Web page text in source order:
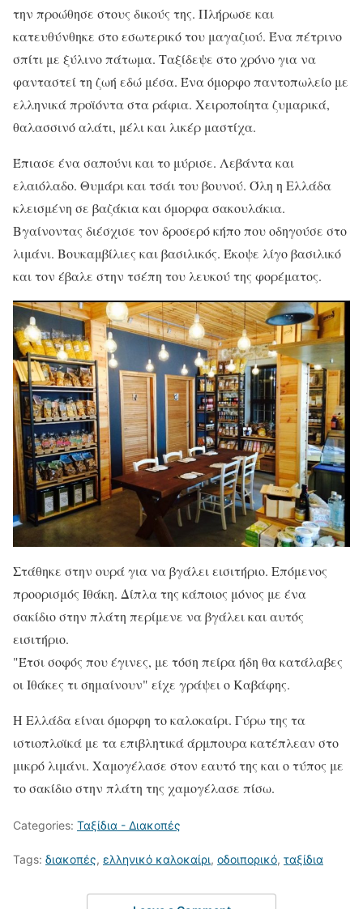
την προώθησε στους δικούς της. Πλήρωσε και
κατευθύνθηκε στο εσωτερικό του μαγαζιού. Ένα πέτρινο
σπίτι με ξύλινο πάτωμα. Ταξίδεψε στο χρόνο για να
φανταστεί τη ζωή εδώ μέσα. Ένα όμορφο παντοπωλείο με
ελληνικά προϊόντα στα ράφια. Χειροποίητα ζυμαρικά,
θαλασσινό αλάτι, μέλι και λικέρ μαστίχα.
Έπιασε ένα σαπούνι και το μύρισε. Λεβάντα και
ελαιόλαδο. Θυμάρι και τσάι του βουνού. Όλη η Ελλάδα
κλεισμένη σε βαζάκια και όμορφα σακουλάκια.
Βγαίνοντας διέσχισε τον δροσερό κήπο που οδηγούσε στο
λιμάνι. Βουκαμβίλιες και βασιλικός. Έκοψε λίγο βασιλικό
και τον έβαλε στην τσέπη του λευκού της φορέματος.
Στάθηκε στην ουρά για να βγάλει εισιτήριο. Επόμενος
προορισμός Ιθάκη. Δίπλα της κάποιος μόνος με ένα
σακίδιο στην πλάτη περίμενε να βγάλει και αυτός
εισιτήριο.
"Έτσι σοφός που έγινες, με τόση πείρα ήδη θα κατάλαβες
οι Ιθάκες τι σημαίνουν" είχε γράψει ο Καβάφης.
Η Ελλάδα είναι όμορφη το καλοκαίρι. Γύρω της τα
ιστιοπλοϊκά με τα επιβλητικά άρμπουρα κατέπλεαν στο
μικρό λιμάνι. Χαμογέλασε στον εαυτό της και ο τύπος με
το σακίδιο στην πλάτη της χαμογέλασε πίσω.
Categories: Ταξίδια - Διακοπές
Tags: διακοπές, ελληνικό καλοκαίρι, οδοιπορικό, ταξίδια